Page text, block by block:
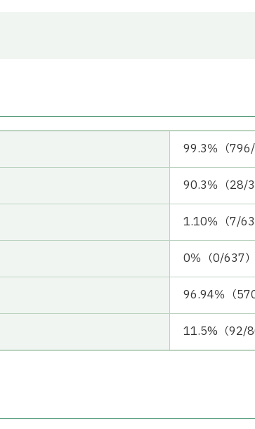
99.3％（
90.3％（28/
1.10％（7/
0％（0/637
96.94％（
11.5%（92/